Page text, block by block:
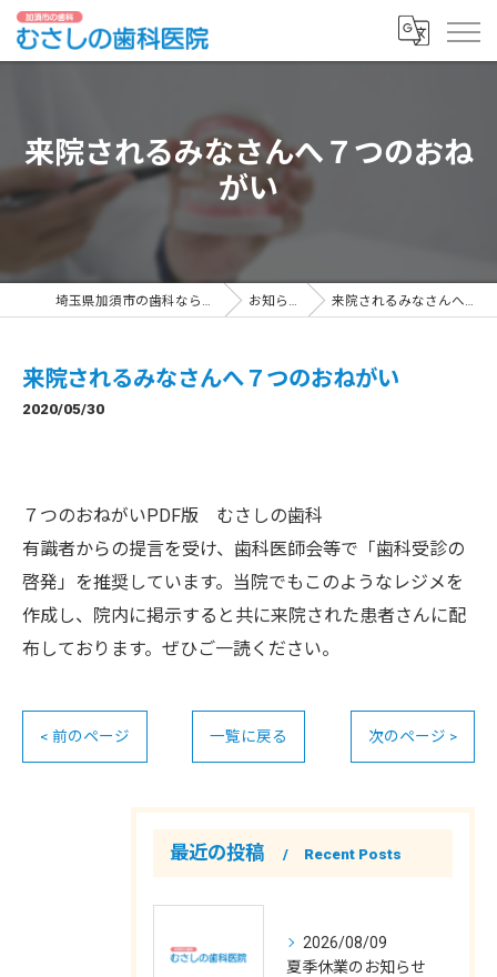
来院されるみなさんへ７つのおね
がい
埼玉県加須市の歯科ならむさしの歯科医院 お知らせ一覧 来院されるみなさんへ７つのおねがい
来院されるみなさんへ７つのおねがい
2020/05/30
７つのおねがいPDF版 むさしの歯科
有識者からの提言を受け、歯科医師会等で「歯科受診の
啓発」を推奨しています。当院でもこのようなレジメを
作成し、院内に掲示すると共に来院された患者さんに配
布しております。ぜひご一読ください。
< 前のページ 一覧に戻る 次のページ >
最近の投稿 Recent Posts
2026/08/09
夏季休業のお知らせ